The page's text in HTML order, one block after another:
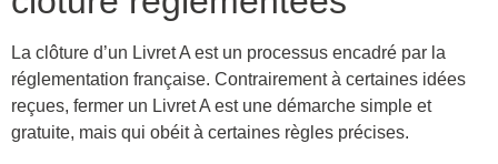
La clôture d’un Livret A est un processus encadré par la
réglementation française. Contrairement à certaines idées
reçues, fermer un Livret A est une démarche simple et
gratuite, mais qui obéit à certaines règles précises.